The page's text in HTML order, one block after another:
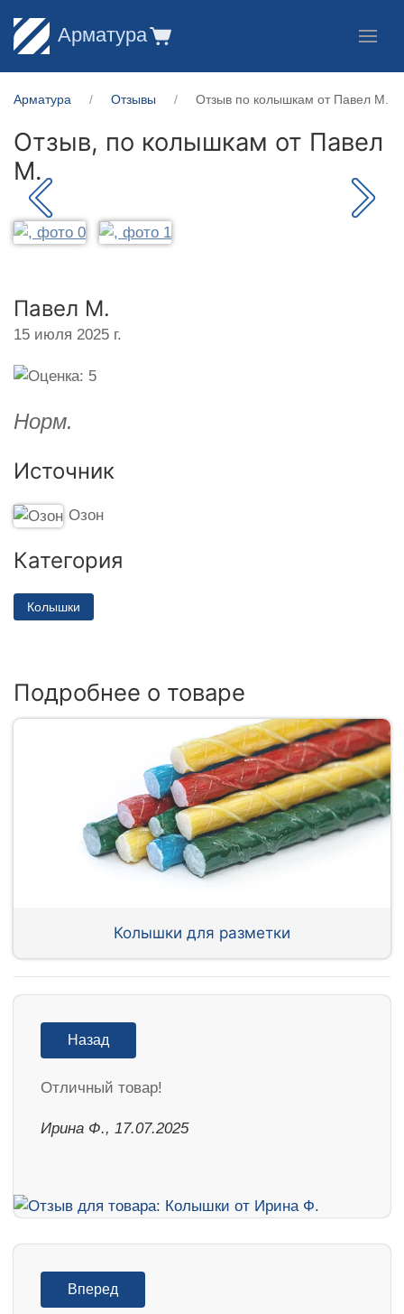
Арматура
Арматура Отзывы Отзыв по колышкам от Павел М.
Отзыв, по колышкам от Павел
М.
Павел М.
15 июля 2025 г.
Норм.
Источник
Озон
Категория
Колышки
Подробнее о товаре
Колышки для разметки
Назад
Отличный товар!
Ирина Ф., 17.07.2025
Вперед